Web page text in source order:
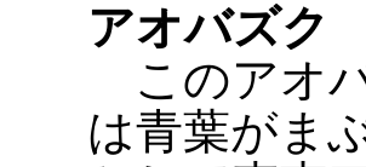
アオバズク
このアオ
は青葉がま